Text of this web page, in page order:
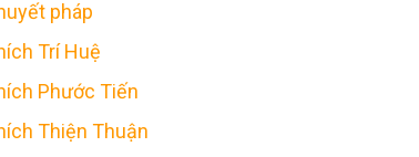
pháp
Trí Huệ
Phước Tiến
Thiện Thuận